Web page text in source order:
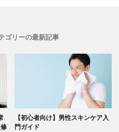
ゴリーの最新記事
【初心者向け】男性スキンケア入
門ガイド